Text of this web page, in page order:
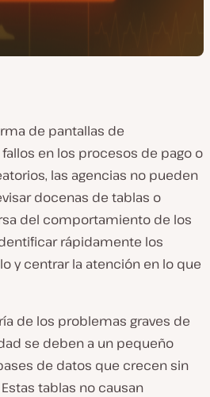
de pantallas de
en los procesos de pago o
las agencias no pueden
docenas de tablas o
del comportamiento de los
rápidamente los
y centrar la atención en lo que
de los problemas graves de
se deben a un pequeño
de datos que crecen sin
tablas no causan